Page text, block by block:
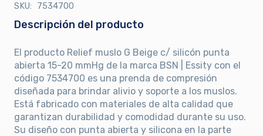
SKU: 7534700
Descripción del producto
El producto Relief muslo G Beige c/ silicón punta
abierta 15-20 mmHg de la marca BSN | Essity con el
código 7534700 es una prenda de compresión
diseñada para brindar alivio y soporte a los muslos.
Está fabricado con materiales de alta calidad que
garantizan durabilidad y comodidad durante su uso.
Su diseño con punta abierta y silicona en la parte